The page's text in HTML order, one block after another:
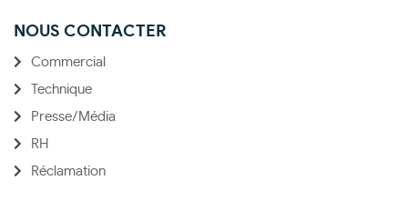
NOUS CONTACTER
Commercial
Technique
Presse/Média
RH
Réclamation